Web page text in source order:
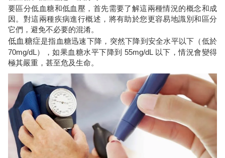
o
n
要區分低血糖和低血壓，首先需要了解這兩種情況的概念和成
因。對這兩種疾病進行概述，將有助於您更容易地識別和區分
它們，避免不必要的混淆。
低血糖症是指血糖迅速下降，突然下降到安全水平以下（低於
70mg/dL），如果血糖水平下降到 55mg/dL 以下，情況會變得
極其嚴重，甚至危及生命。